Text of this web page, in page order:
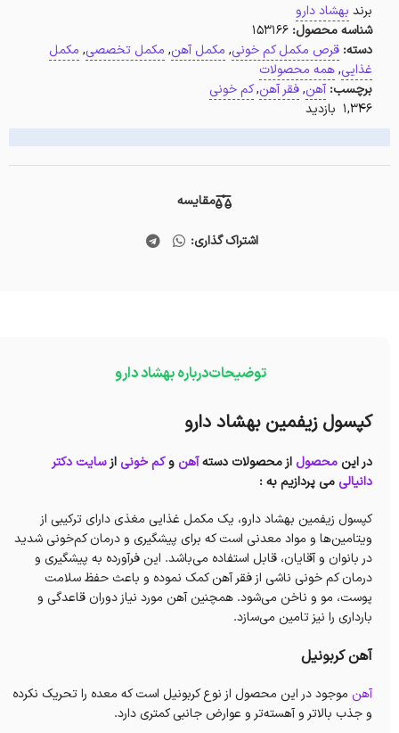
برند بهشاد دارو
شناسه محصول: 153166
دسته: قرص مکمل کم خونی, مکمل آهن, مکمل تخصصی, مکمل
غذایی,همه محصولات
برچسب: آهن,فقر آهن,کم خونی
1,346 بازدید
مقایسه
اشتراک گذاری:
توضیحاتدرباره بهشاد دارو
کپسول زیفمین بهشاد دارو
در این محصول از محصولات دستهآهن وکم خونیازسایت دکتر
دانیالیمی پردازیم به :
کپسول زیفمین بهشاد دارو، یک مکمل غذایی مغذی دارای ترکیبی از
ویتامین‌ها و مواد معدنی است که برای پیشگیری و درمان کم‌خونی شدید
در بانوان و آقایان، قابل استفاده می‌باشد. این فرآورده به پیشگیری و
درمان کم خونی ناشی از فقر آهن کمک نموده و باعث حفظ سلامت
پوست، مو و ناخن می‌شود. همچنین آهن مورد نیاز دوران قاعدگی و
بارداری را نیز تامین می‌سازد.
آهن کربونیل
آهن موجود در این محصول از نوع کربونیل است که معده را تحریک نکرده
و جذب بالاتر و آهسته‌تر و عوارض جانبی کمتری دارد.